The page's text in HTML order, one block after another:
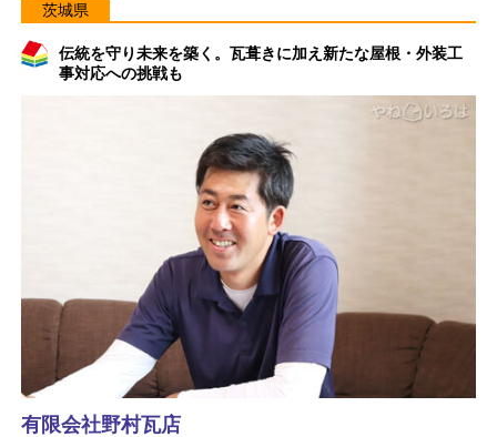
茨城県
伝統を守り未来を築く。瓦葺きに加え新たな屋根・外装工
事対応への挑戦も
有限会社野村瓦店